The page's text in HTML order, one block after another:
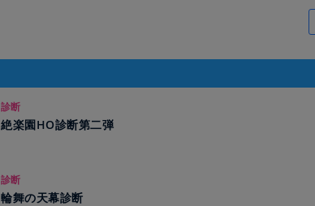
診断
絶楽園HO診断第二弾
診断
輪舞の天幕診断